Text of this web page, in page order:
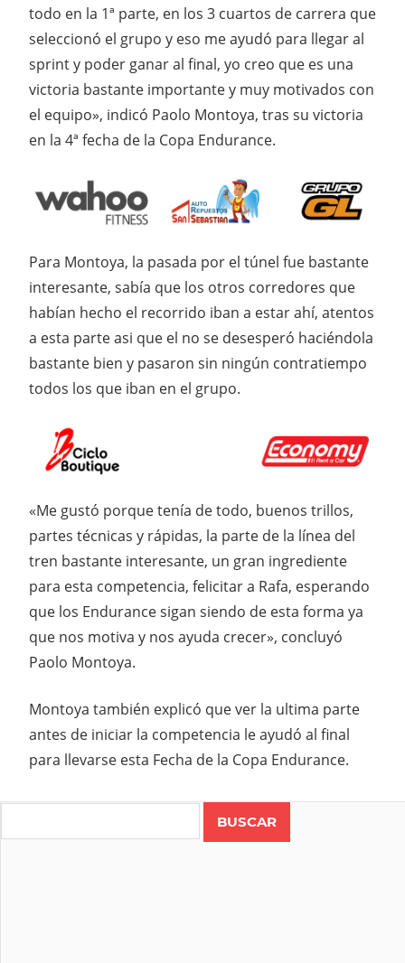
todo en la 1ª parte, en los 3 cuartos de carrera que
seleccionó el grupo y eso me ayudó para llegar al
sprint y poder ganar al final, yo creo que es una
victoria bastante importante y muy motivados con
el equipo», indicó Paolo Montoya, tras su victoria
en la 4ª fecha de la Copa Endurance.
Para Montoya, la pasada por el túnel fue bastante
interesante, sabía que los otros corredores que
habían hecho el recorrido iban a estar ahí, atentos
a esta parte asi que el no se desesperó haciéndola
bastante bien y pasaron sin ningún contratiempo
todos los que iban en el grupo.
«Me gustó porque tenía de todo, buenos trillos,
partes técnicas y rápidas, la parte de la línea del
tren bastante interesante, un gran ingrediente
para esta competencia, felicitar a Rafa, esperando
que los Endurance sigan siendo de esta forma ya
que nos motiva y nos ayuda crecer», concluyó
Paolo Montoya.
Montoya también explicó que ver la ultima parte
antes de iniciar la competencia le ayudó al final
para llevarse esta Fecha de la Copa Endurance.